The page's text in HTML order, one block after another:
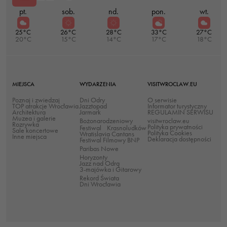
pt.
25°C
20°C
sob.
26°C
15°C
nd.
28°C
14°C
pon.
33°C
17°C
wt.
27°C
18°C
MIEJSCA
Poznaj i zwiedzaj
TOP atrakcje Wrocławia
Architektura
Muzea i galerie
Rozrywka
Sale koncertowe
Inne miejsca
WYDARZENIA
Dni Odry
Jazztopad
Jarmark
Bożonarodzeniowy
Festiwal Krasnoludków
Wratislavia Cantans
Festiwal Filmowy BNP
Paribas Nowe
Horyzonty
Jazz nad Odrą
3-majówka i Gitarowy
Rekord Świata
Dni Wrocławia
VISITWROCLAW.EU
O serwisie
Informator turystyczny
REGULAMIN SERWISU
visitwroclaw.eu
Polityka prywatności
Polityka Cookies
Deklaracja dostępności
twojego przejścia
na nią. Jeśli
odrzucisz te pliki
internetowej.
Marketing
Udostępniając
zachowania